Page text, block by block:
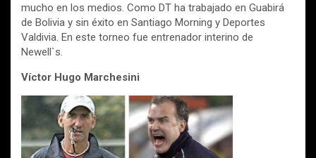
mucho en los medios. Como DT ha trabajado en Guabirá
de Bolivia y sin éxito en Santiago Morning y Deportes
Valdivia. En este torneo fue entrenador interino de
Newell`s.
Víctor Hugo Marchesini